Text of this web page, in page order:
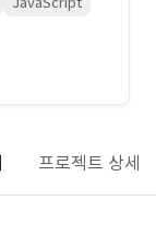
프로젝트 상세